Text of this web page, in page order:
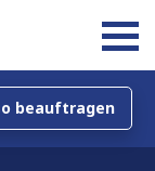
beauftragen